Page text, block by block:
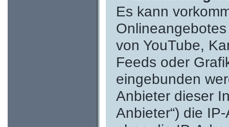
Es kann
von YouTube,
Feeds oder
eingebunden
Anbieter dieser
Anbieter“) die